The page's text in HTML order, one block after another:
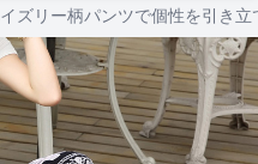
ズリー柄パンツで個性を引き